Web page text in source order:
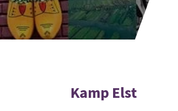
Kamp Elst